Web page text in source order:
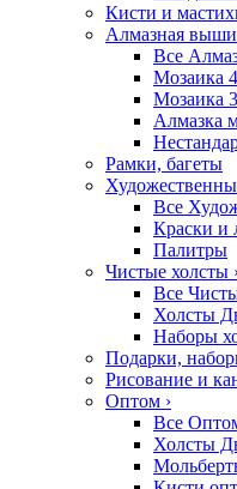
Кисти и
Алмазная
Все
Мозаика
Мозаика
Алмазка
Рамки, багеты
Все
Краски и
Палитры
Чистые холсты
Все
Холсты
Наборы
Подарки,
Рисование и
Оптом ›
Все
Холсты